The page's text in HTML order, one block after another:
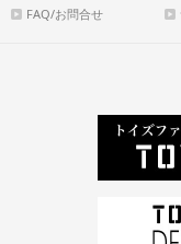
FAQ/お問合せ